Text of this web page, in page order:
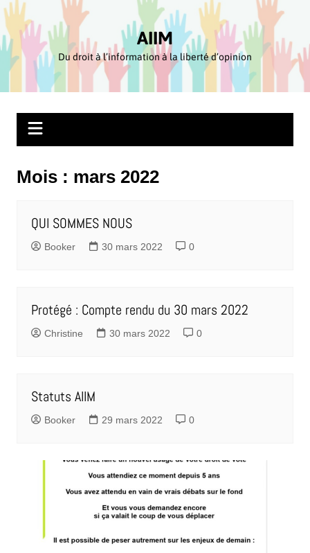
Aller
au
contenu
AIIM
Du droit à l’information à la liberté d’opinion
Mois : mars 2022
QUI SOMMES NOUS
Booker 30 mars 2022 0
Protégé : Compte rendu du 30 mars 2022
Christine 30 mars 2022 0
Statuts AIIM
Booker 29 mars 2022 0